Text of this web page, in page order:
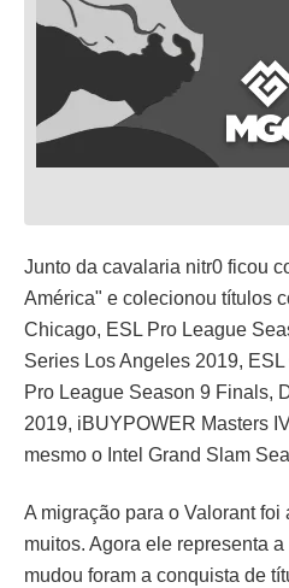
Junto da cavalaria nitr0 ficou
América" e colecionou títulos
Chicago, ESL Pro League
Series Los Angeles 2019,
Pro League Season 9 Finals,
2019, iBUYPOWER Masters
mesmo o Intel Grand Slam
A migração para o Valorant
muitos. Agora ele representa
mudou foram a conquista de